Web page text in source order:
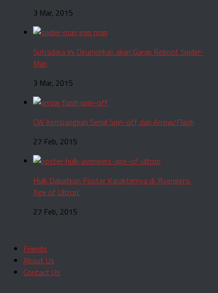
3 Mar, 2015
Sutradara Ini Dirumorkan akan Garap Reboot Spider-
Man
3 Mar, 2015
CW Kembangkan Serial Spin-off dari Arrow/Flash
27 Feb, 2015
Hulk Dapatkan Poster Karakternya di ‘Avengers:
Age of Ultron’
27 Feb, 2015
Friends
About Us
Contact Us